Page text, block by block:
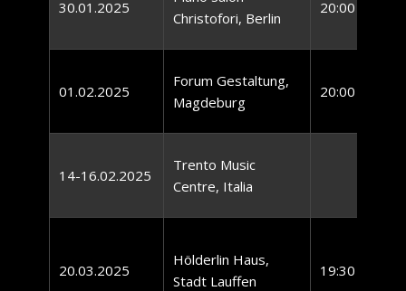
30.01.2025
Christofori, Berlin
20:00 Uhr
01.02.2025
Forum Gestaltung,
Magdeburg
20:00 Uhr
14-16.02.2025
Trento Music
Centre, Italia
20.03.2025
Hölderlin Haus,
Stadt Lauffen
19:30 Uhr